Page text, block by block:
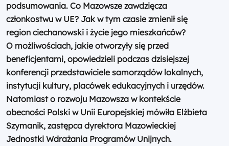
podsumowania. Co Mazowsze zawdzięcza
członkostwu w UE? Jak w tym czasie zmienił się
region ciechanowski i życie jego mieszkańców?
O możliwościach, jakie otworzyły się przed
beneficjentami, opowiedzieli podczas dzisiejszej
konferencji przedstawiciele samorządów lokalnych,
instytucji kultury, placówek edukacyjnych i urzędów.
Natomiast o rozwoju Mazowsza w kontekście
obecności Polski w Unii Europejskiej mówiła Elżbieta
Szymanik, zastępca dyrektora Mazowieckiej
Jednostki Wdrażania Programów Unijnych.